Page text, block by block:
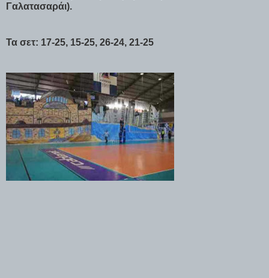
Γαλατασαράι).
Τα σετ: 17-25, 15-25, 26-24, 21-25